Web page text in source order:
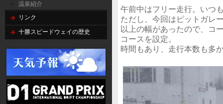
温泉紹介
リンク
十勝スピードウェイの歴史
午前中はフリー走行。いつ
ただし、今回はピットガレ
以上の幅があったので、コ
コースを設定。
時間もあり、走行本数も多